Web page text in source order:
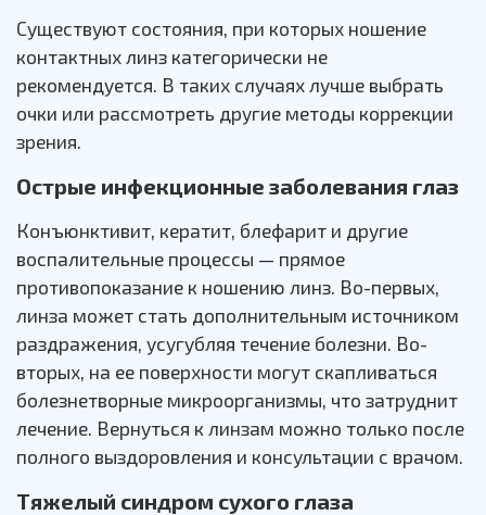
Существуют состояния, при которых ношение
контактных линз категорически не
рекомендуется. В таких случаях лучше выбрать
очки или рассмотреть другие методы коррекции
зрения.
Острые инфекционные заболевания глаз
Конъюнктивит, кератит, блефарит и другие
воспалительные процессы — прямое
противопоказание к ношению линз. Во-первых,
линза может стать дополнительным источником
раздражения, усугубляя течение болезни. Во-
вторых, на ее поверхности могут скапливаться
болезнетворные микроорганизмы, что затруднит
лечение. Вернуться к линзам можно только после
полного выздоровления и консультации с врачом.
Тяжелый синдром сухого глаза